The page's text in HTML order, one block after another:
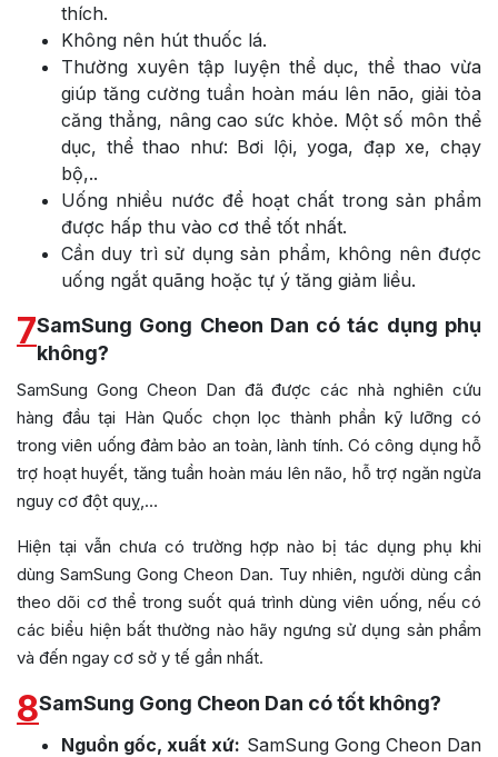
thích.
Không nên hút thuốc lá.
Thường xuyên tập luyện thể dục, thể thao vừa
giúp tăng cường tuần hoàn máu lên não, giải tỏa
căng thẳng, nâng cao sức khỏe. Một số môn thể
dục, thể thao như: Bơi lội, yoga, đạp xe, chạy
bộ,..
Uống nhiều nước để hoạt chất trong sản phẩm
được hấp thu vào cơ thể tốt nhất.
Cần duy trì sử dụng sản phẩm, không nên được
uống ngắt quãng hoặc tự ý tăng giảm liều.
7SamSung Gong Cheon Dan có tác dụng phụ
không?
SamSung Gong Cheon Dan đã được các nhà nghiên cứu
hàng đầu tại Hàn Quốc chọn lọc thành phần kỹ lưỡng có
trong viên uống đảm bảo an toàn, lành tính. Có công dụng hỗ
trợ hoạt huyết, tăng tuần hoàn máu lên não, hỗ trợ ngăn ngừa
nguy cơ đột quỵ,…
Hiện tại vẫn chưa có trường hợp nào bị tác dụng phụ khi
dùng SamSung Gong Cheon Dan. Tuy nhiên, người dùng cần
theo dõi cơ thể trong suốt quá trình dùng viên uống, nếu có
các biểu hiện bất thường nào hãy ngưng sử dụng sản phẩm
và đến ngay cơ sở y tế gần nhất.
8SamSung Gong Cheon Dan có tốt không?
Nguồn gốc, xuất xứ: SamSung Gong Cheon Dan